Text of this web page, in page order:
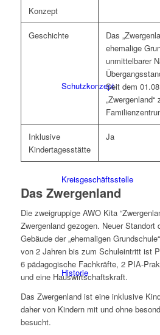
Schutzkonzept
Kreisgeschäftsstelle
Historie
Konzept
Geschichte
Das
ehemalige
unmittelbarer
Seit dem
Inklusive
Kindertagesstätte
Ja
Das Zwergenland
Die zweigruppige AWO Kita
Zwergenland gezogen. Neuer Standort
Gebäude der „ehemaligen
von 2 Jahren bis zum Schuleintritt ist
6 pädagogische Fachkräfte, 2 PIA-
und eine Hauswirtschaftskraft.
Das Zwergenland ist eine inklusive
daher von Kindern mit und ohne
besucht.